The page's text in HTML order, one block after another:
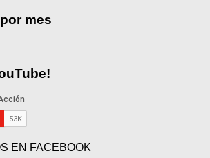
mes
EN FACEBOOK